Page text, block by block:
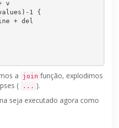
a join função, explodimos
( ... ).
seja executado agora como